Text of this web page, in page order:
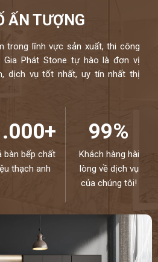
ẤN TƯỢNG
trong lĩnh vực sản xuất, thi công
Gia Phát Stone tự hào là đơn vị
dịch vụ tốt nhất, uy tín nhất thị
bàn bếp chất
thạch anh
99%
Khách hàng hài
lòng về dịch vụ
của chúng tôi!